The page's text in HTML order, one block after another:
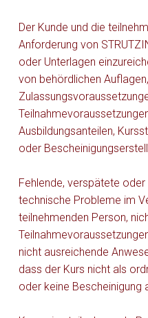
Der Kunde und die
Anforderung von
oder Unterlagen
von behördlichen Auflagen,
Ausbildungsanteilen,
oder
Fehlende, verspätete
technische Probleme im
teilnehmenden Person,
nicht ausreichende
dass der Kurs nicht als
oder keine Bescheinigung